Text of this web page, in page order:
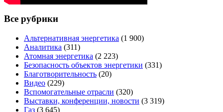
Все рубрики
Альтернативная энергетика (1 900)
Аналитика (311)
Атомная энергетика (2 223)
Безопасность объектов энергетики (331)
Благотворительность (20)
Видео (229)
Вспомогательные отрасли (320)
Выставки, конференции, новости (3 319)
Газ (3 645)